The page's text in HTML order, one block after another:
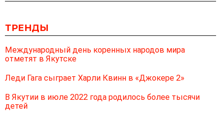
ТРЕНДЫ
Международный день коренных народов мира
отметят в Якутске
Леди Гага сыграет Харли Квинн в «Джокере 2»
В Якутии в июле 2022 года родилось более тысячи
детей